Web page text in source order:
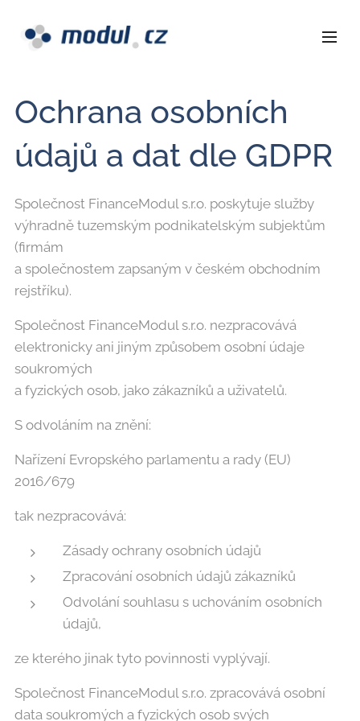
Ochrana osobních
údajů a dat dle GDPR
Společnost FinanceModul s.r.o. poskytuje služby
výhradně tuzemským podnikatelským subjektům
(firmám
a společnostem zapsaným v českém obchodním
rejstříku).
Společnost FinanceModul s.r.o. nezpracovává
elektronicky ani jiným způsobem osobní údaje
soukromých
a fyzických osob, jako zákazníků a uživatelů.
S odvoláním na znění:
Nařízení Evropského parlamentu a rady (EU)
2016/679
tak nezpracovává:
Zásady ochrany osobních údajů
Zpracování osobních údajů zákazníků
Odvolání souhlasu s uchováním osobních
údajů,
ze kterého jinak tyto povinnosti vyplývají.
Společnost FinanceModul s.r.o. zpracovává osobní
data soukromých a fyzických osob svých